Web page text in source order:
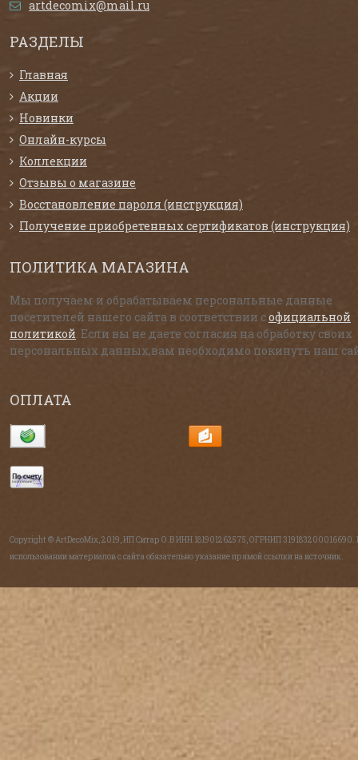
artdecomix@mail.ru
РАЗДЕЛЫ
Главная
Акции
Новинки
Онлайн-курсы
Коллекции
Отзывы о магазине
Восстановление пароля (инструкция)
Получение приобретенных сертификатов (инструкция)
ПОЛИТИКА МАГАЗИНА
Мы получаем и обрабатываем персональные данные
посетителей нашего сайта в соответствии софициальной
политикой . Если вы не даете согласия на обработку своих
персональных данных,вам необходимо покинуть наш
ОПЛАТА
Copyright © ArtDecoMix, 2019, ИП Ситар О.В ИНН 181901262575, ОГРНИП 319183200016690.
использовании материалов с сайта обязательно указание прямой ссылки на источник.